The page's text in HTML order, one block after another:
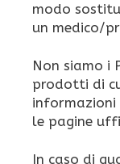
modo
un medico/
Non siamo i
prodotti di
le pagine
In caso di